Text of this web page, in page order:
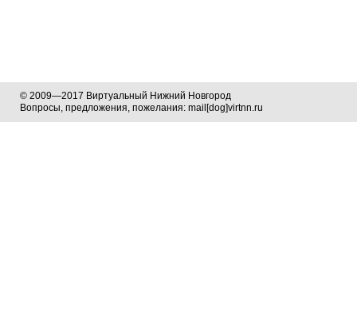
© 2009—2017 Виртуальный Нижний Новгород
Вопросы, предложения, пожелания: mail[dog]virtnn.ru